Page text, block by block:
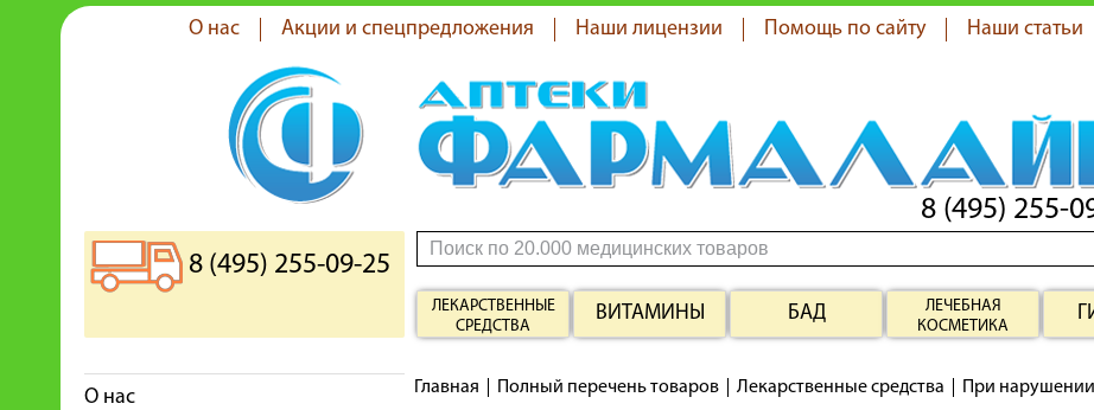
О нас Акции и спецпредложения Наши лицензии Помощь по сайту Наши статьи
8 (495) 255-
8 (495) 255-09-25
ЛЕКАРСТВЕННЫЕ
СРЕДСТВА
ВИТАМИНЫ БАД
ЛЕЧЕБНАЯ
КОСМЕТИКА
О нас Главная Полный перечень товаров Лекарственные средства При